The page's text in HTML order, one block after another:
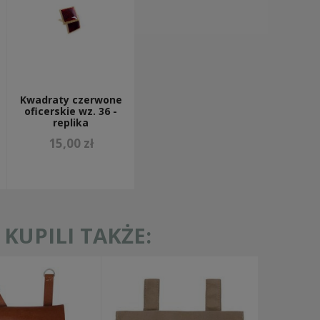
Kwadraty czerwone
oficerskie wz. 36 -
replika
15,00 zł
TAKŻE: